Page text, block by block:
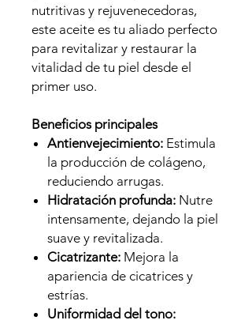
nutritivas y rejuvenecedoras,
este aceite es tu aliado perfecto
para revitalizar y restaurar la
vitalidad de tu piel desde el
primer uso.
Beneficios principales
Antienvejecimiento: Estimula
la producción de colágeno,
reduciendo arrugas.
Hidratación profunda: Nutre
intensamente, dejando la piel
suave y revitalizada.
Cicatrizante: Mejora la
apariencia de cicatrices y
estrías.
Uniformidad del tono: